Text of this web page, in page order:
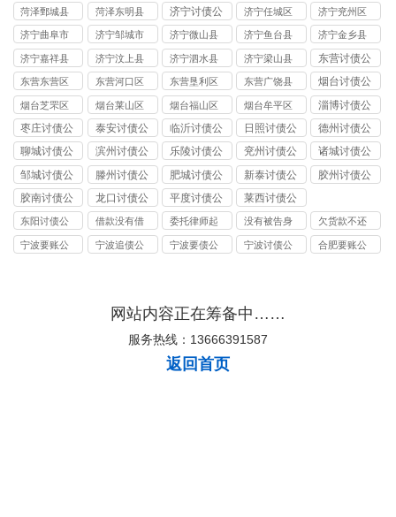
债公司
债公司
讨债公司
讨债公司
讨债公司
菏泽鄄城县
讨债公司
菏泽东明县
讨债公司
济宁讨债公
司
济宁任城区
讨债公司
济宁兖州区
讨债公司
济宁曲阜市
讨债公司
济宁邹城市
讨债公司
济宁微山县
讨债公司
济宁鱼台县
讨债公司
济宁金乡县
讨债公司
济宁嘉祥县
讨债公司
济宁汶上县
讨债公司
济宁泗水县
讨债公司
济宁梁山县
讨债公司
东营讨债公
司
东营东营区
讨债公司
东营河口区
讨债公司
东营垦利区
讨债公司
东营广饶县
讨债公司
烟台讨债公
司
烟台芝罘区
讨债公司
烟台莱山区
讨债公司
烟台福山区
讨债公司
烟台牟平区
讨债公司
淄博讨债公
司
枣庄讨债公
司
泰安讨债公
司
临沂讨债公
司
日照讨债公
司
德州讨债公
司
聊城讨债公
司
滨州讨债公
司
乐陵讨债公
司
兖州讨债公
司
诸城讨债公
司
邹城讨债公
司
滕州讨债公
司
肥城讨债公
司
新泰讨债公
司
胶州讨债公
胶南讨债公
司
龙口讨债公
司
平度讨债公
司
莱西讨债公
司
东阳讨债公
司
借款没有借
条只有转账
委托律师起
诉的费用
没有被告身
份证号码怎
欠货款不还
怎么起诉在
宁波要账公
宁波追债公
宁波要债公
宁波讨债公
合肥要账公
网站内容正在筹备中……
服务热线：13666391587
返回首页